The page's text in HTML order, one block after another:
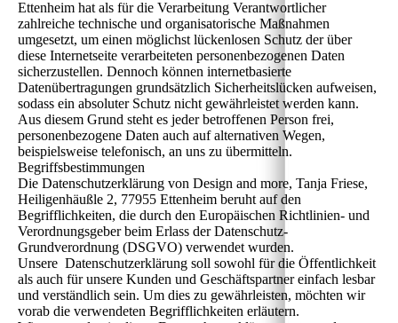
Ettenheim hat als für die Verarbeitung Verantwortlicher
zahlreiche technische und organisatorische Maßnahmen
umgesetzt, um einen möglichst lückenlosen Schutz der über
diese Internetseite verarbeiteten personenbezogenen Daten
sicherzustellen. Dennoch können internetbasierte
Datenübertragungen grundsätzlich Sicherheitslücken aufweisen,
sodass ein absoluter Schutz nicht gewährleistet werden kann.
Aus diesem Grund steht es jeder betroffenen Person frei,
personenbezogene Daten auch auf alternativen Wegen,
beispielsweise telefonisch, an uns zu übermitteln.
Begriffsbestimmungen
Die Datenschutzerklärung von Design and more, Tanja Friese,
Heiligenhäußle 2, 77955 Ettenheim beruht auf den
Begrifflichkeiten, die durch den Europäischen Richtlinien- und
Verordnungsgeber beim Erlass der Datenschutz-
Grundverordnung (DSGVO) verwendet wurden.
Unsere Datenschutzerklärung soll sowohl für die Öffentlichkeit
als auch für unsere Kunden und Geschäftspartner einfach lesbar
und verständlich sein. Um dies zu gewährleisten, möchten wir
vorab die verwendeten Begrifflichkeiten erläutern.